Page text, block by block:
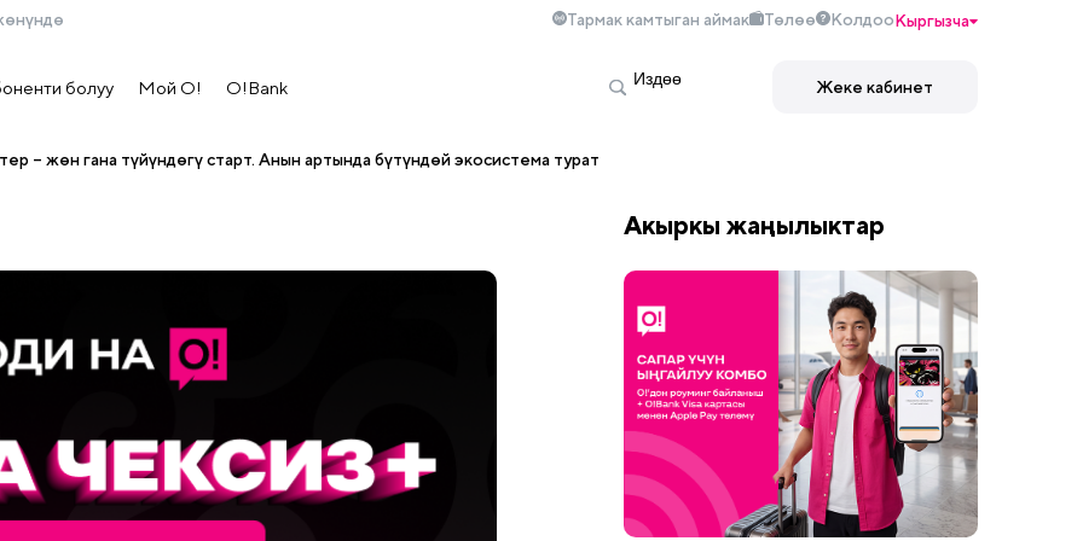
Тармак камтыган аймак Төлөө КолдооКыргызча
болуу Мой О! O!Bank Жеке кабинет
– жөн гана түйүндөгү старт. Анын артында бүтүндөй экосистема турат
Акыркы жаңылыктар
– жөн гана түйүндөгү старт. Анын артында бүтүндөй экосистема турат